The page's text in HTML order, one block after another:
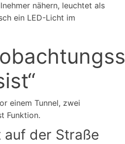
nähern, leuchtet als
ein LED-Licht im
der Straße